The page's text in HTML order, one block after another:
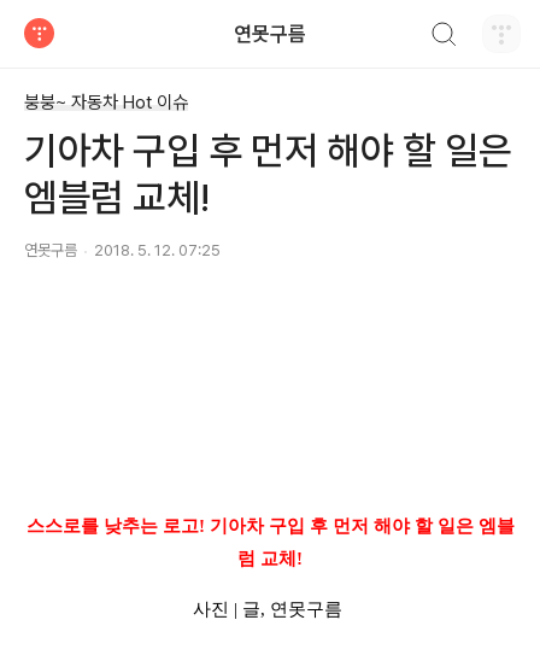
연못구름
붕붕~ 자동차 Hot 이슈
기아차 구입 후 먼저 해야 할 일은
엠블럼 교체!
연못구름 2018. 5. 12. 07:25
스스로를 낮추는 로고! 기아차 구입 후 먼저 해야 할 일은 엠블
럼 교체!
사진 | 글, 연못구름